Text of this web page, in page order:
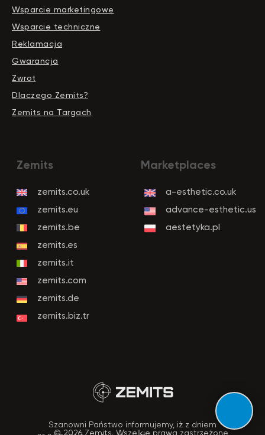
Wsparcie marketingowe
Wsparcie techniczne
Reklamacja
Gwarancja
Zwrot
Dlaczego Zemits?
Zemits na Targach